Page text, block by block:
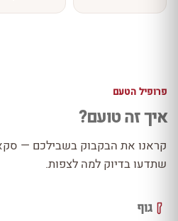
פרופיל הטעם
איך זה טועם?
קראנו את הבקבוק בשבילכם —
שתדעו בדיוק למה לצפות.
גוף